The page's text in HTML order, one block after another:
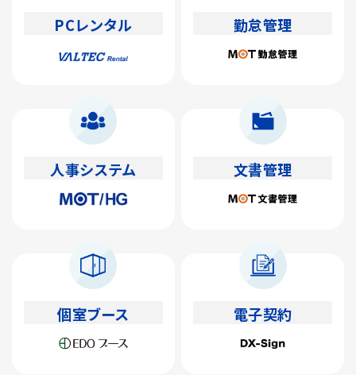
PCレンタル 勤怠管理
人事システム 文書管理
個室ブース 電子契約